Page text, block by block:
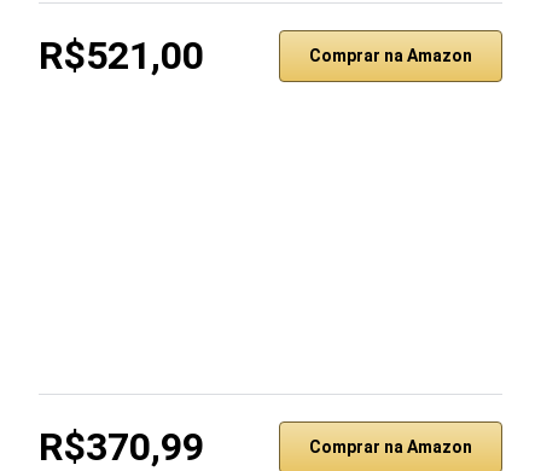
R$521,00 Comprar na Amazon
R$370,99 Comprar na Amazon